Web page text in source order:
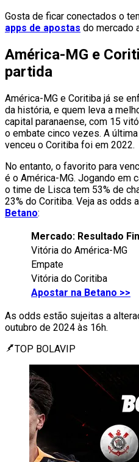
Gosta de ficar conectados o
apps de apostas do mercado
América-MG e
partida
América-MG e Coritiba já se
da história, e quem leva a
capital paranaense, com 15
o embate cinco vezes. A
venceu o Coritiba foi em 2022.
No entanto, o favorito para
é o América-MG. Jogando em
o time de Lisca tem 53% de
23% do Coritiba. Veja as odds
Betano:
Mercado: Resultado
Vitória do América-MG
Empate
Vitória do Coritiba
Apostar na Betano >>
As odds estão sujeitas a
outubro de 2024 às 16h.
TOP BOLAVIP